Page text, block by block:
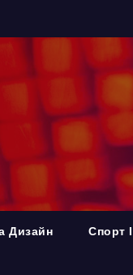
Дизайн Спорт